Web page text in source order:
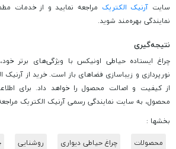
سایت آرنیک الکتریک مراجعه نمایید و از خدمات
نمایندگی بهره‌مند شوید.
نتیجه‌گیری
چراغ ایستاده حیاطی اونیکس با ویژگی‌های برتر
نورپردازی و زیباسازی فضاهای باز است. خرید از آرنیک
از کیفیت و اصالت محصول را خواهد داد. برای
محصول، به سایت نمایندگی رسمی آرنیک الکتریک
بخشها :
محصولات
چراغ حیاطی دیواری روشنایی